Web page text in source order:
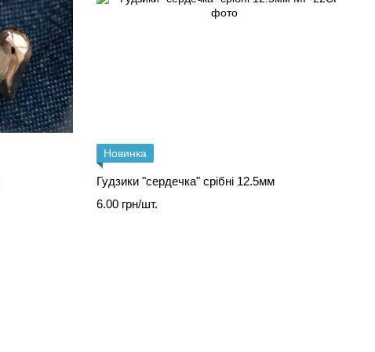
Новинка
Гудзики "сердечка" срібні 12.5мм
6.00 грн/шт.